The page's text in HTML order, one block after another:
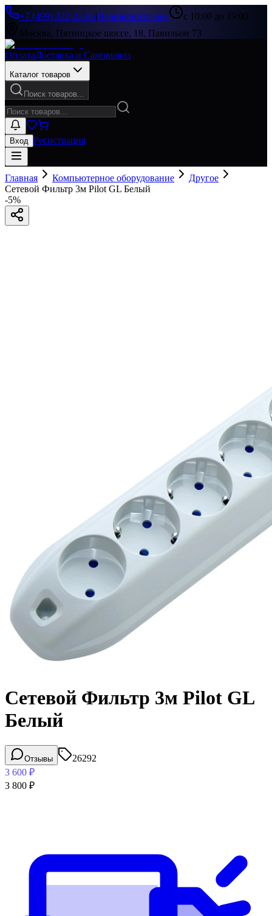
+7 (499) 322-33-86|Перезвоните мне
с 10:00 до 19:00
Москва, Пятницкое шоссе, 18, Павильон 73
ОплатаДоставка и Самовывоз
Каталог товаров
Поиск товаров...
Вход Регистрация
Главная Компьютерное оборудование
Другое
Сетевой Фильтр 3м Pilot GL Белый
-5%
Сетевой Фильтр 3м Pilot GL
Белый
Отзывы
26292
3 600 ₽
3 800 ₽